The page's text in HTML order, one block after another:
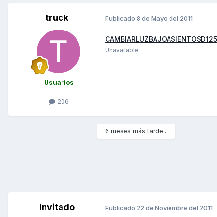
truck
Usuarios
206
Publicado 8 de Mayo del 2011
Unavailable
6 meses más tarde...
Invitado Publicado 22 de Noviembre del 2011